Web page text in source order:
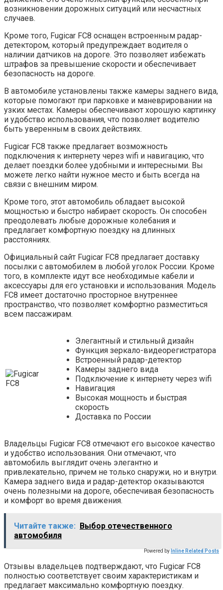
возникновении дорожных ситуаций или несчастных
случаев.
Кроме того, Fugicar FC8 оснащен встроенным радар-
детектором, который предупреждает водителя о
наличии датчиков на дороге. Это позволяет избежать
штрафов за превышение скорости и обеспечивает
безопасность на дороге.
В автомобиле установлены также камеры заднего вида,
которые помогают при парковке и маневрировании на
узких местах. Камеры обеспечивают хорошую картинку
и удобство использования, что позволяет водителю
быть уверенным в своих действиях.
Fugicar FC8 также предлагает возможность
подключения к интернету через wifi и навигацию, что
делает поездки более удобными и интересными. Вы
можете легко найти нужное место и быть всегда на
связи с внешним миром.
Кроме того, этот автомобиль обладает высокой
мощностью и быстро набирает скорость. Он способен
преодолевать любые дорожные колебания и
предлагает комфортную поездку на длинных
расстояниях.
Официальный сайт Fugicar FC8 предлагает доставку
посылки с автомобилем в любой уголок России. Кроме
того, в комплекте идут все необходимые кабели и
аксессуары для его установки и использования. Модель
FC8 имеет достаточно просторное внутреннее
пространство, что позволяет комфортно разместиться
всем пассажирам.
Элегантный и стильный дизайн
Функция зеркало-видеорегистратора
Встроенный радар-детектор
Камеры заднего вида
Подключение к интернету через wifi
Навигация
Высокая мощность и быстрая
скорость
Доставка по России
Владельцы Fugicar FC8 отмечают его высокое качество
и удобство использования. Они отмечают, что
автомобиль выглядит очень элегантно и
привлекательно, причем не только снаружи, но и внутри.
Камера заднего вида и радар-детектор оказываются
очень полезными на дороге, обеспечивая безопасность
и комфорт во время движения.
Читайте также: Выбор отечественного
автомобиля
Powered by Inline Related Posts
Отзывы владельцев подтверждают, что Fugicar FC8
полностью соответствует своим характеристикам и
предлагает максимально комфортную поездку.